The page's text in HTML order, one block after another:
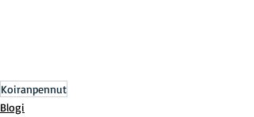
Koiranpennut
Blogi